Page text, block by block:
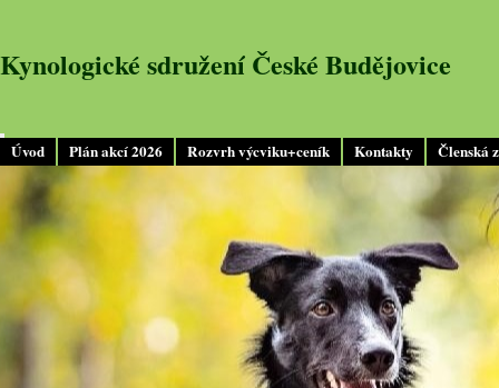
Úvod Plán akcí 2026 Rozvrh výcviku+ceník Kontakty Členská
Kynologické sdružení České Budějovice